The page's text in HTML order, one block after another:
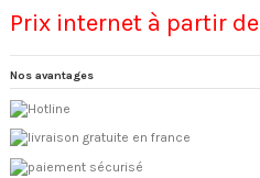
Prix internet à partir de
Nos avantages